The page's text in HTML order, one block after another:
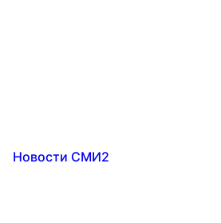
Новости СМИ2